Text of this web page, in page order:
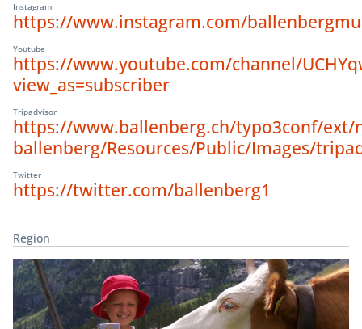
Instagram
https://www.instagram.com/
Youtube
https://www.youtube.com/channel/
view_as=subscriber
Tripadvisor
https://www.ballenberg.ch/typo3conf/ext/
ballenberg/Resources/Public/Images/
Twitter
https://twitter.com/ballenberg1
Region